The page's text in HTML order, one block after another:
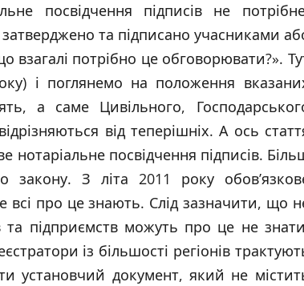
посвідчення підписів не
та підписано учасниками
потрібно це обговорювати?».
і поглянемо на положення
а саме Цивільного,
від теперішніх. А ось
нотаріальне посвідчення підписів.
З літа 2011 року
всі про це знають. Слід зазначити, що
та підприємств можуть про це не
із більшості регіонів
установчий документ, який не